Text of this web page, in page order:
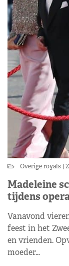
Overige royals
Madeleine
tijdens
Vanavond
feest in het
en vrienden.
moeder…